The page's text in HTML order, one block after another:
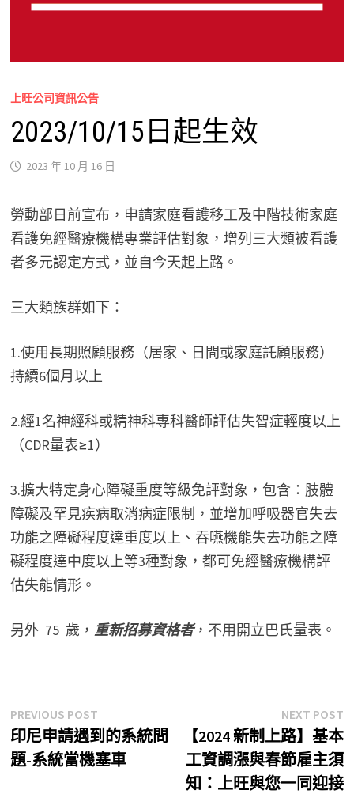
上旺公司資訊公告
2023/10/15日起生效
2023 年 10 月 16 日
勞動部日前宣布，申請家庭看護移工及中階技術家庭
看護免經醫療機構專業評估對象，增列三大類被看護
者多元認定方式，並自今天起上路。
三大類族群如下：
1.使用長期照顧服務（居家、日間或家庭託顧服務）
持續6個月以上
2.經1名神經科或精神科專科醫師評估失智症輕度以上
（CDR量表≥1）
3.擴大特定身心障礙重度等級免評對象，包含：肢體
障礙及罕見疾病取消病症限制，並增加呼吸器官失去
功能之障礙程度達重度以上、吞嚥機能失去功能之障
礙程度達中度以上等3種對象，都可免經醫療機構評
估失能情形。
另外 75 歲， 重新招募資格者，不用開立巴氏量表。
文
章
導
PREVIOUS POSTPrevious
post:
印尼申請遇到的系統問
題-系統當機塞車
NEXT POST
【2024 新制上路】基本
工資調漲與春節雇主須
知：上旺與您一同迎接